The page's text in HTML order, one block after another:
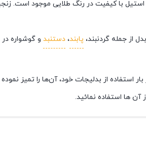
از جمله گردنبند، پابند، دستنبد و گوشواره
استفاده از بدلیجات خود، آن‌ها را تمیز
ها استفاده نمائید.